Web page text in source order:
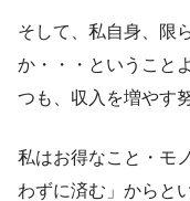
そして、私自身、限
か・・・ということ
つも、収入を増やす
私はお得なこと・モ
わずに済む」からと